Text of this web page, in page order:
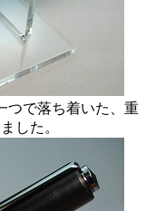
つで落ち着いた、重
した。